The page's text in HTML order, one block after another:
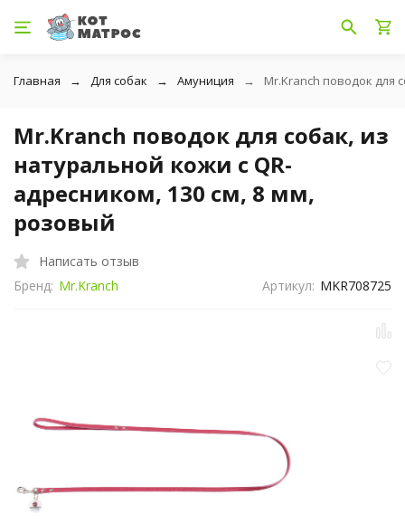
Главная Для собак Амуниция Mr.Kranch поводок для
Mr.Kranch поводок для собак, из
натуральной кожи с QR-
адресником, 130 см, 8 мм,
розовый
Написать отзыв
Бренд: Mr.Kranch Артикул: MKR708725